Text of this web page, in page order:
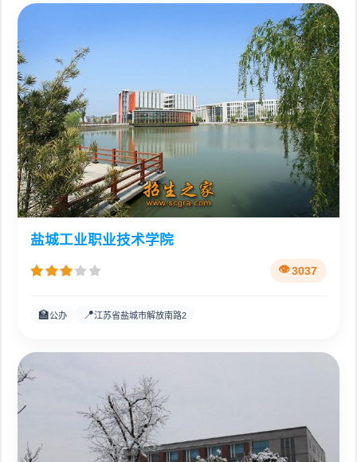
盐城工业职业技术学院
3037
🏫公办 📍江苏省盐城市解放南路2